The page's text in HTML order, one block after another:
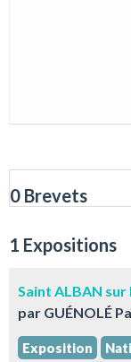
0 Brevets
1 Expositions
Saint ALBAN sur
par GUÉNOLÉ
Exposition